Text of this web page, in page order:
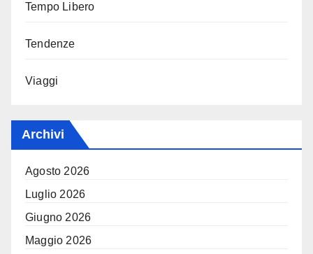
Tempo Libero
Tendenze
Viaggi
Archivi
Agosto 2026
Luglio 2026
Giugno 2026
Maggio 2026